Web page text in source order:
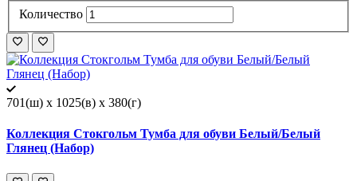
Количество
701(ш) x 1025(в) x 380(г)
Коллекция Стокгольм Тумба для обуви Белый/Белый
Глянец (Набор)